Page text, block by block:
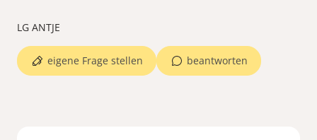
LG ANTJE
beantworten
eigene Frage stellen